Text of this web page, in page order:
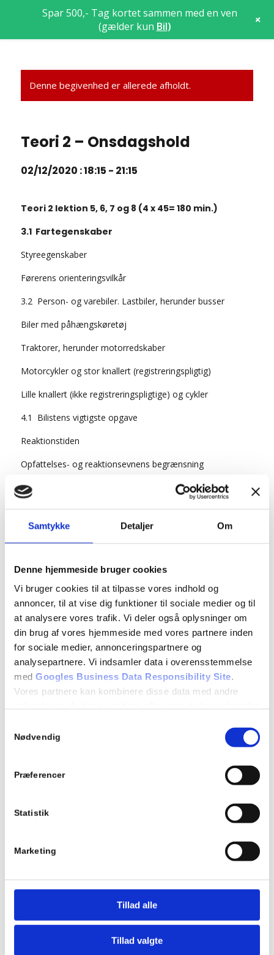
Samtykke Detaljer Om
Denne hjemmeside bruger cookies
Vi bruger cookies til at tilpasse vores indhold og
annoncer, til at vise dig funktioner til sociale medier og til
at analysere vores trafik. Vi deler også oplysninger om
din brug af vores hjemmeside med vores partnere inden
for sociale medier, annonceringspartnere og
analysepartnere. Vi indsamler data i overensstemmelse
med Googles Business Data Responsibility Site.
Vores partnere kan kombinere disse data med andre
Se Cookie & Privatlivspolitik
Nødvendig
Præferencer
Statistik
Marketing
Tillad alle
Tillad valgte
Denne begivenhed er allerede afholdt.
Teori 2 – Onsdagshold
02/12/2020 : 18:15 - 21:15
Teori 2 lektion 5, 6, 7 og 8 (4 x 45= 180 min.)
3.1 Fartegenskaber
Styreegenskaber
Førerens orienteringsvilkår
3.2 Person- og varebiler. Lastbiler, herunder busser
Biler med påhængskøretøj
Traktorer, herunder motorredskaber
Motorcykler og stor knallert (registreringspligtig)
Lille knallert (ikke registreringspligtige) og cykler
4.1 Bilistens vigtigste opgave
Reaktionstiden
Opfattelses- og reaktionsevnens begrænsning
Forbedring af opfattelses- og reaktionsevnen
Mobiltelefoners indvirken på reaktionsevne
4.2 Syns- og bevægelsesretning
Bedømmelse af andres hastighed
4.4 Alkohol og Narkotika
Sygdom, medicin, træthed
4.5 Ulykker, alder og trafikant art
Aldersbetingede vanskeligheder
Særligt udsatte trafikanters typiske fejl
Risikoblindhed
5.2 Risikoforhold ved vejene
Dato:
Spar 500,- Tag kortet sammen med en ven
(gælder kun Bil) +